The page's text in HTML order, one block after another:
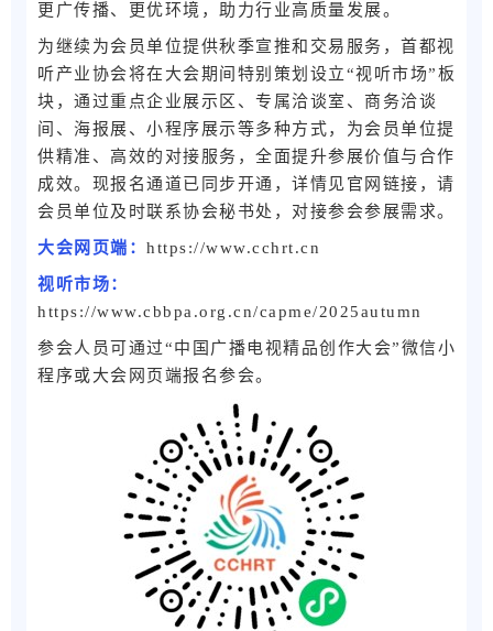
更广传播、更优环境，助力行业高质量发展。
为继续为会员单位提供秋季宣推和交易服务，首都视
听产业协会将在大会期间特别策划设立“视听市场”板
块，通过重点企业展示区、专属洽谈室、商务洽谈
间、海报展、小程序展示等多种方式，为会员单位提
供精准、高效的对接服务，全面提升参展价值与合作
成效。现报名通道已同步开通，详情见官网链接，请
会员单位及时联系协会秘书处，对接参会参展需求。
大会网页端： https://www.cchrt.cn
视听市场：
https://www.cbbpa.org.cn/capme/2025autumn
参会人员可通过“中国广播电视精品创作大会”微信小
程序或大会网页端报名参会。